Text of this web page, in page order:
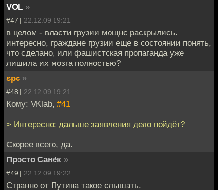
VOL »
#47 | 22.12.09 19:21
в целом - власти грузии мощно раскрылись.
интересно, граждане грузии еще в состоянии понять,
что сделано, или фашистская пропаганда уже
лишила их мозга полностью?
spc »
#48 | 22.12.09 19:21
Кому: VKlab, #41
> Интересно: дальше заявления дело пойдёт?
Скорее всего, да.
Просто Санёк »
#49 | 22.12.09 19:22
Странно от Путина такое слышать.